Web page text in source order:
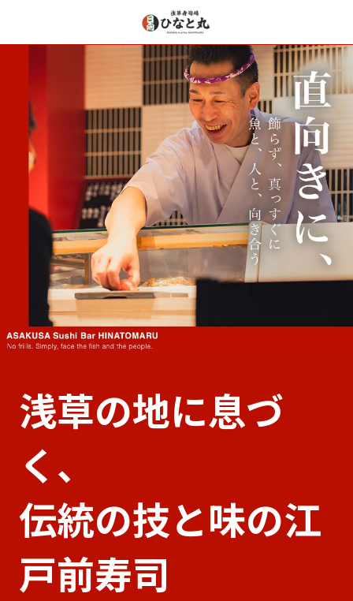
浅草の地に息づ
く、
伝統の技と味の江
戸前寿司